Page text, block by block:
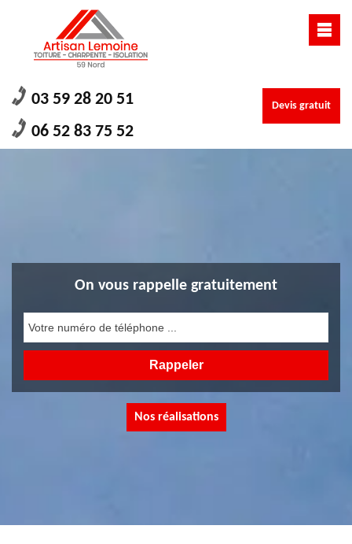
03 59 28 20 51
06 52 83 75 52
Devis gratuit
On vous rappelle gratuitement
Nos réalisations